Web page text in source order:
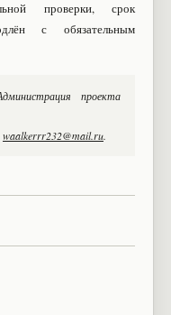
проверки, срок
с обязательным
проекта
waalkerrr232@mail.ru.